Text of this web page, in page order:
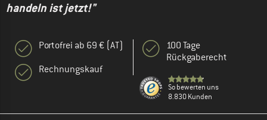
handeln ist jetzt!"
Portofrei ab 69 € (AT)
Rechnungskauf
100 Tage
Rückgaberecht
So bewerten uns
8.830 Kunden